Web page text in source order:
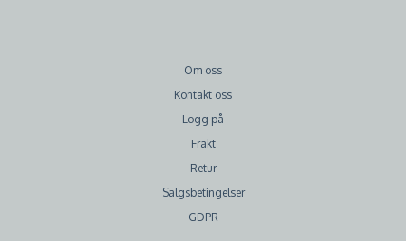
Om oss
Kontakt oss
Logg på
Frakt
Retur
Salgsbetingelser
GDPR